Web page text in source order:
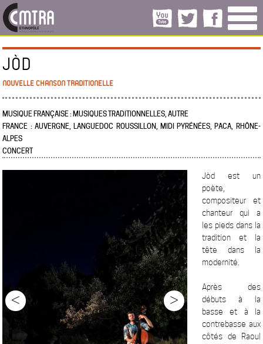
JÒD
NOUVELLE CHANSON TRADITIONELLE
MUSIQUE FRANÇAISE : MUSIQUES TRADITIONNELLES, AUTRE
FRANCE : AUVERGNE, LANGUEDOC ROUSSILLON, MIDI PYRÉNÉES, PACA, RHÔNE-
ALPES
CONCERT
< >
Jòd est un
poète,
compositeur et
chanteur qui a
les pieds dans la
tradition et la
tête dans la
modernité.
Après des
débuts à la
basse et à la
contrebasse aux
côtés de Raoul